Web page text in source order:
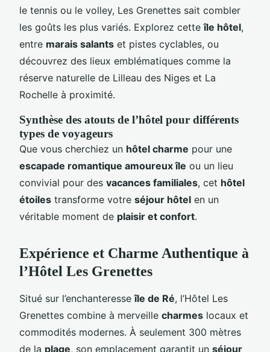
le tennis ou le volley, Les Grenettes sait combler
les goûts les plus variés. Explorez cetteîle hôtel,
entre marais salants et pistes cyclables, ou
découvrez des lieux emblématiques comme la
réserve naturelle de Lilleau des Niges et La
Rochelle à proximité.
Synthèse des atouts de l’hôtel pour différents
types de voyageurs
Que vous cherchiez un hôtel charme pour une
escapade romantique amoureux île ou un lieu
convivial pour des vacances familiales, cet hôtel
étoiles transforme votre séjour hôtel en un
véritable moment de plaisir et confort.
Expérience et Charme Authentique à
l’Hôtel Les Grenettes
Situé sur l’enchanteresseîle de Ré, l’Hôtel Les
Grenettes combine à merveille charmes locaux et
commodités modernes. À seulement 300 mètres
de la plage, son emplacement garantit un séjour